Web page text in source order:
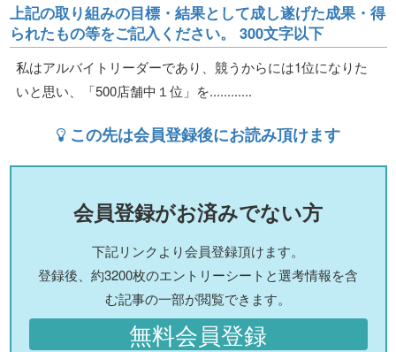
上記の取り組みの目標・結果として成し遂げた成果・得
られたもの等をご記入ください。 300文字以下
私はアルバイトリーダーであり、競うからには1位になりた
いと思い、「500店舗中１位」を............
この先は会員登録後にお読み頂けます
会員登録がお済みでない方
下記リンクより会員登録頂けます。
登録後、約3200枚のエントリーシートと選考情報を含
む記事の一部が閲覧できます。
無料会員登録